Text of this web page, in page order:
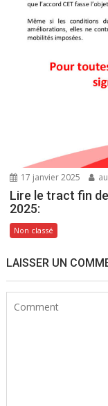
17 janvier 2025
Lire le tract fin
2025:
Non classé
LAISSER UN